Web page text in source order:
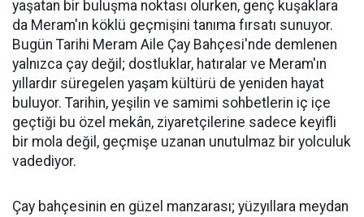
yaşatan bir buluşma noktası olurken, genç kuşaklara
da Meram'ın köklü geçmişini tanıma fırsatı sunuyor.
Bugün Tarihi Meram Aile Çay Bahçesi'nde demlenen
yalnızca çay değil; dostluklar, hatıralar ve Meram'ın
yıllardır süregelen yaşam kültürü de yeniden hayat
buluyor. Tarihin, yeşilin ve samimi sohbetlerin iç içe
geçtiği bu özel mekân, ziyaretçilerine sadece keyifli
bir mola değil, geçmişe uzanan unutulmaz bir yolculuk
vadediyor.
Çay bahçesinin en güzel manzarası; yüzyıllara meydan